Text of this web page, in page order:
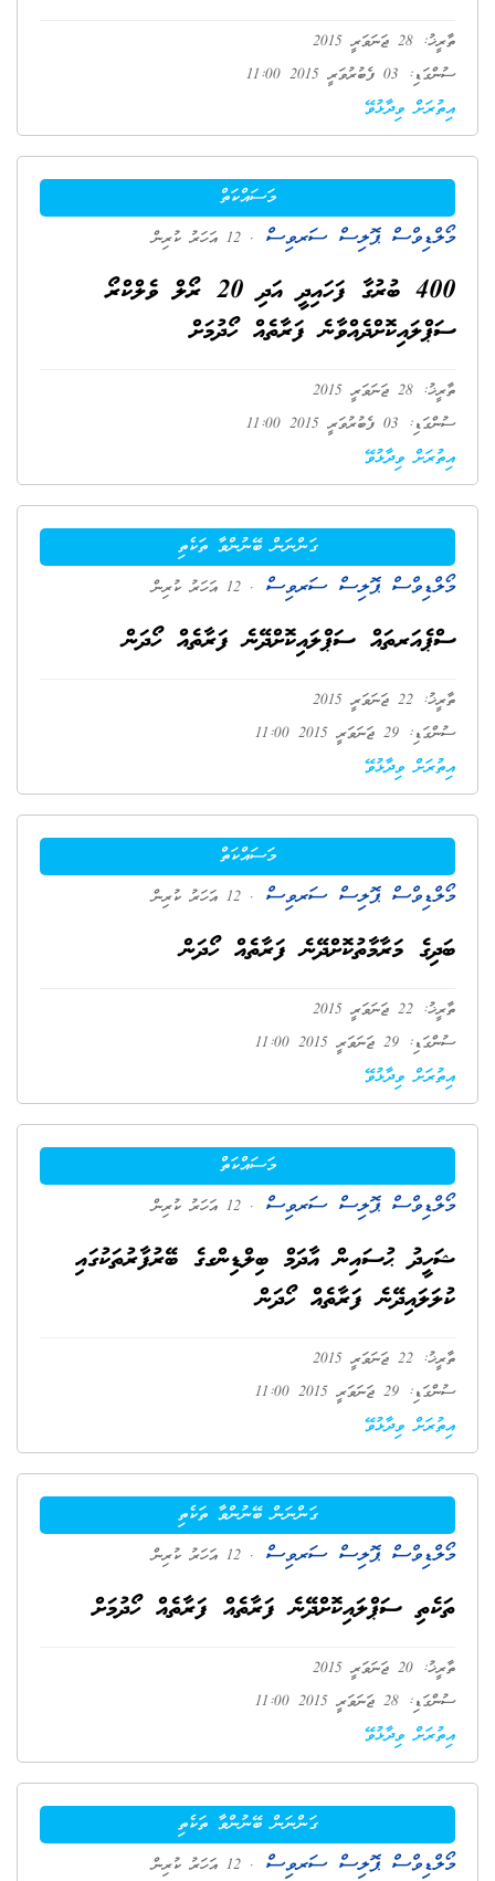
ތާރީޚު: 28 ޖަނަވަރީ 2015
ސުންގަޑި: 03 ފެބުރުވަރީ 2015 11:00
އިތުރަށް ވިދާޅުވޭ
މަސައްކަތް
މޯލްޑިވްސް ޕޮލިސް ސަރވިސް . 12 އަހަރު ކުރިން
400 ބުރުގާ ފަހައިދީ އަދި 20 ރޯލް ވެލްކްރޯ
ސަޕްލައިކޮށްދެއްވާނެ ފަރާތެއް ހޯދުމަށް
ތާރީޚު: 28 ޖަނަވަރީ 2015
ސުންގަޑި: 03 ފެބުރުވަރީ 2015 11:00
އިތުރަށް ވިދާޅުވޭ
ގަންނަން ބޭނުންވާ ތަކެތި
މޯލްޑިވްސް ޕޮލިސް ސަރވިސް . 12 އަހަރު ކުރިން
ސްޕެއަރތައް ސަޕްލައިކޮށްދޭނެ ފަރާތެއް ހޯދަން
ތާރީޚު: 22 ޖަނަވަރީ 2015
ސުންގަޑި: 29 ޖަނަވަރީ 2015 11:00
އިތުރަށް ވިދާޅުވޭ
މަސައްކަތް
މޯލްޑިވްސް ޕޮލިސް ސަރވިސް . 12 އަހަރު ކުރިން
ބަދިގެ މަރާމާތުކޮށްދޭނެ ފަރާތެއް ހޯދަން
ތާރީޚު: 22 ޖަނަވަރީ 2015
ސުންގަޑި: 29 ޖަނަވަރީ 2015 11:00
އިތުރަށް ވިދާޅުވޭ
މަސައްކަތް
މޯލްޑިވްސް ޕޮލިސް ސަރވިސް . 12 އަހަރު ކުރިން
ޝަހީދު ޙުސައިން އާދަމް ބިލްޑިންގގެ ބޭރުފާރުތަކުގައި
ކުލަލައިދޭނެ ފަރާތެއް ހޯދަން
ތާރީޚު: 22 ޖަނަވަރީ 2015
ސުންގަޑި: 29 ޖަނަވަރީ 2015 11:00
އިތުރަށް ވިދާޅުވޭ
ގަންނަން ބޭނުންވާ ތަކެތި
މޯލްޑިވްސް ޕޮލިސް ސަރވިސް . 12 އަހަރު ކުރިން
ތަކެތި ސަޕްލައިކޮށްދޭނެ ފަރާތެއް ފަރާތެއް ހޯދުމަށް
ތާރީޚު: 20 ޖަނަވަރީ 2015
ސުންގަޑި: 28 ޖަނަވަރީ 2015 11:00
އިތުރަށް ވިދާޅުވޭ
ގަންނަން ބޭނުންވާ ތަކެތި
މޯލްޑިވްސް ޕޮލިސް ސަރވިސް . 12 އަހަރު ކުރިން